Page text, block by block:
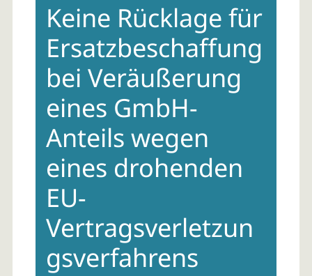
contentKeine Rücklage für
Ersatzbeschaffung
bei Veräußerung
eines GmbH-
Anteils wegen
eines drohenden
EU-
Vertragsverletzun
gsverfahrens